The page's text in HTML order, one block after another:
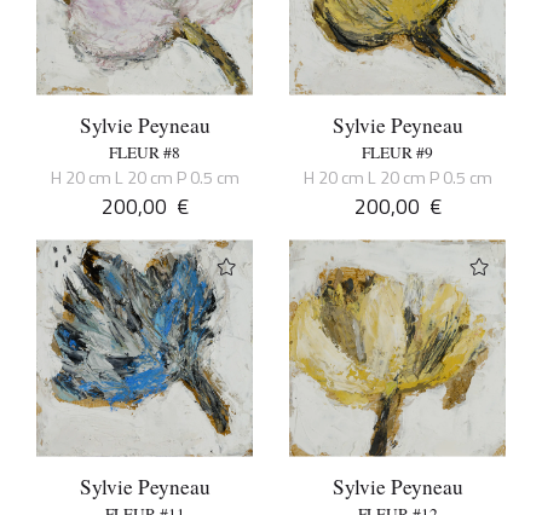
Sylvie Peyneau
FLEUR #8
H 20 cm L 20 cm P 0.5 cm
200,00 €
Sylvie Peyneau
FLEUR #9
H 20 cm L 20 cm P 0.5 cm
200,00 €
Sylvie Peyneau Sylvie Peyneau